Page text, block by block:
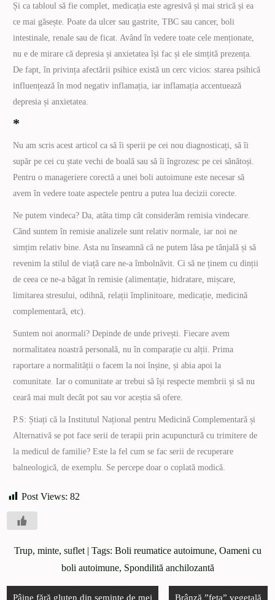
Și ca tabloul să fie complet, medicația este agresivă și mai strică și ea
ce mai găsește. Poate da ulcer sau gastrite, TBC sau cancer, boli
intestinale, renale sau de ficat. Având în vedere toate cele menționate,
nu e de mirare că depresia și anxietatea își fac și ele simțită prezența.
De fapt, în privința afectării psihice există un cerc vicios: starea psihică
influențează în mod negativ inflamația, iar inflamația accentuează
depresia și anxietatea.
*
Nu am scris acest articol ca să îi sperii pe cei nou diagnosticați, să îi
supăr pe cei cu ștate vechi de boală sau să îi îngrozesc pe cei sănătoși.
Pentru o manageriere corectă a unei boli autoimune este necesar să
avem în vedere toate aspectele pentru a putea lua decizii corecte.
Ne putem vindeca? Da, atâta timp cât considerăm remisia vindecare.
Când suntem în remisie analizele sunt relativ normale, iar noi ne
simțim relativ bine. Asta nu înseamnă că ne putem lăsa pe tânjală și să
revenim la stilul de viață care ne-a îmbolnăvit. Ci să ne ținem cu dinții
de ceea ce ne-a băgat în remisie (alimentație, hidratare, mișcare,
limitarea stresului, odihnă, relații împlinitoare, medicație, medicină
complementară, etc).
Suntem noi anormali? Depinde de unde privești. Fiecare avem
normalitatea noastră personală, nu în comparație cu alții. Prima
raportare a normalității o facem la noi înșine, și abia apoi la
comunitate. Iar o comunitate ar trebui să își respecte membrii și să nu
ceară mai mult decât pot sau vor aceștia să ofere.
P.S: Știați că la Institutul Național pentru Medicină Complementară și
Alternativă se pot face serii de terapii prin acupunctură cu trimitere de
la medicul de familie? Este la fel cum se fac serii de recuperare
balneologică, de exemplu. Se percepe doar o coplată modică.
Post Views: 82
Trup, minte, suflet| Tags: Boli reumatice autoimune, Oameni cu
boli autoimune, Spondilită anchilozantă
Pâine fără gluten din semințe de mei Brânză ”feta” vegetală